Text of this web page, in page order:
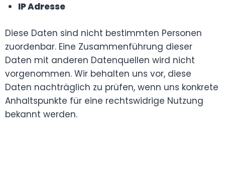
IP Adresse
Diese Daten sind nicht bestimmten Personen
zuordenbar. Eine Zusammenführung dieser
Daten mit anderen Datenquellen wird nicht
vorgenommen. Wir behalten uns vor, diese
Daten nachträglich zu prüfen, wenn uns konkrete
Anhaltspunkte für eine rechtswidrige Nutzung
bekannt werden.